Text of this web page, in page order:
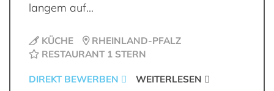
langem auf...
KÜCHE
RHEINLAND-PFALZ
RESTAURANT 1 STERN
DIREKT BEWERBEN WEITERLESEN